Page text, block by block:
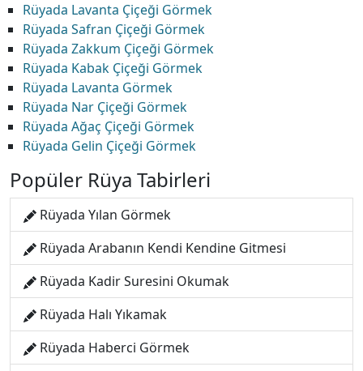
Rüyada Lavanta Çiçeği Görmek
Rüyada Safran Çiçeği Görmek
Rüyada Zakkum Çiçeği Görmek
Rüyada Kabak Çiçeği Görmek
Rüyada Lavanta Görmek
Rüyada Nar Çiçeği Görmek
Rüyada Ağaç Çiçeği Görmek
Rüyada Gelin Çiçeği Görmek
Popüler Rüya Tabirleri
Rüyada Yılan Görmek
Rüyada Arabanın Kendi Kendine Gitmesi
Rüyada Kadir Suresini Okumak
Rüyada Halı Yıkamak
Rüyada Haberci Görmek